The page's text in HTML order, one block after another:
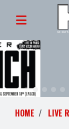
HOME LIVE